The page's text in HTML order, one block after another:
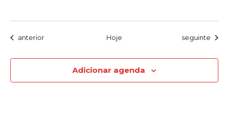
Eventos
anterior Hoje Eventos
seguinte
Adicionar agenda